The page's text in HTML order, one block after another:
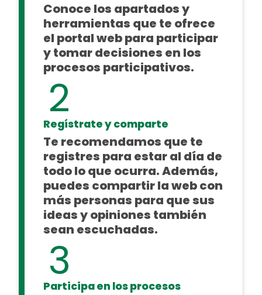
Conoce los apartados y
herramientas que te ofrece
el portal web para participar
y tomar decisiones en los
procesos participativos.
2
Regístrate y comparte
Te recomendamos que te
registres para estar al día de
todo lo que ocurra. Además,
puedes compartir la web con
más personas para que sus
ideas y opiniones también
sean escuchadas.
3
Participa en los procesos